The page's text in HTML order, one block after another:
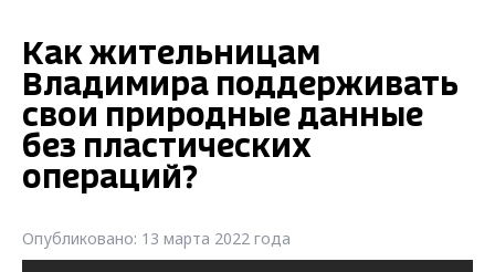
Как жительницам
Владимира поддерживать
свои природные данные
без пластических
операций?
Опубликовано: 13 марта 2022 года